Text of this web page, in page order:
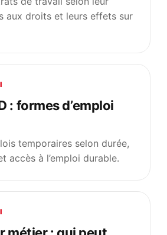
aux droits et leurs effets sur
: formes d’emploi
temporaires selon durée,
accès à l’emploi durable.